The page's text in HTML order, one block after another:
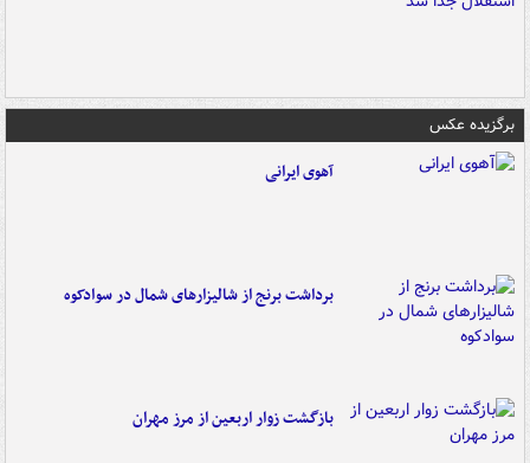
برگزیده عکس
آهوی ایرانی
برداشت برنج از شالیزارهای شمال در سوادکوه
بازگشت زوار اربعین از مرز مهران